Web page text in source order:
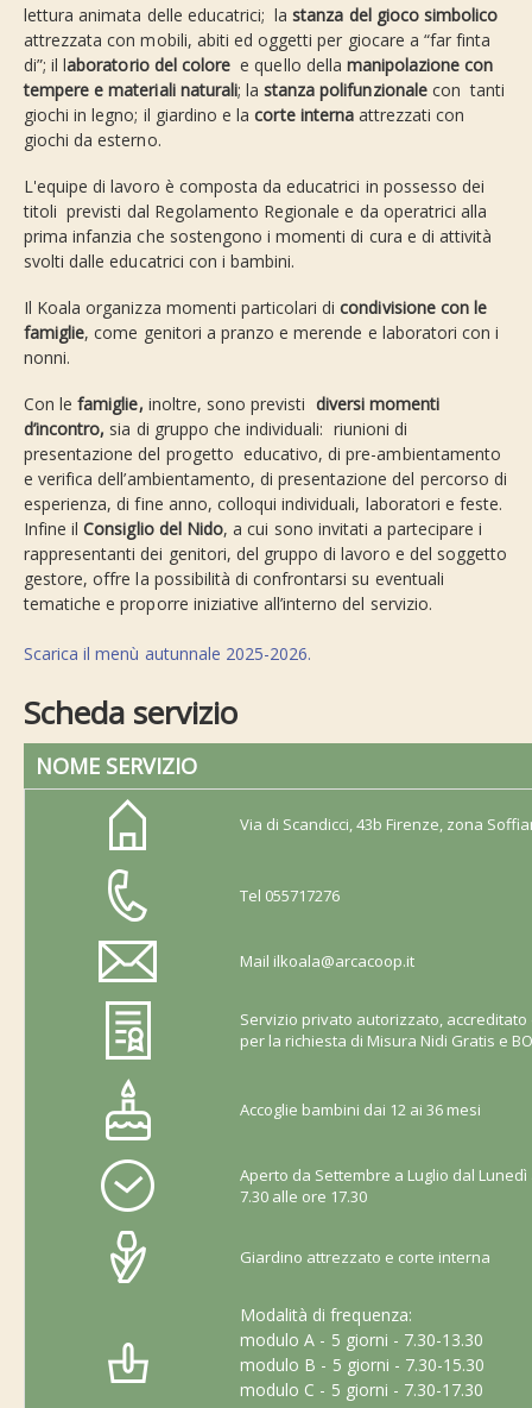
lettura animata delle educatrici; lastanza del gioco simbolico
attrezzata con mobili, abiti ed oggetti per giocare a “far finta
di”; il laboratorio del coloree quello della manipolazione con
tempere e materiali naturali; lastanza polifunzionalecon tanti
giochi in legno; il giardino e lacorte internaattrezzati con
giochi da esterno.
L'equipe di lavoro è composta da educatrici in possesso dei
titoli previsti dal Regolamento Regionale e da operatrici alla
prima infanzia che sostengono i momenti di cura e di attività
svolti dalle educatrici con i bambini.
Il Koala organizza momenti particolari dicondivisione con le
famiglie, come genitori a pranzo e merende e laboratori con i
nonni.
Con lefamiglie, inoltre, sono previsti diversi momenti
d’incontro, sia di gruppo che individuali: riunioni di
presentazione del progetto educativo, di pre-ambientamento
e verifica dell’ambientamento, di presentazione del percorso di
esperienza, di fine anno, colloqui individuali, laboratori e feste.
Infine ilConsiglio del Nido, a cui sono invitati a partecipare i
rappresentanti dei genitori, del gruppo di lavoro e del soggetto
gestore, offre la possibilità di confrontarsi su eventuali
tematiche e proporre iniziative all’interno del servizio.
Scarica il menù autunnale 2025-2026.
Scheda servizio
NOME SERVIZIO
Via di Scandicci, 43b Firenze, zona
Tel 055717276
Mail ilkoala@arcacoop.it
Servizio privato autorizzato, accreditato
per la richiesta di Misura Nidi Gratis e
Accoglie bambini dai 12 ai 36 mesi
Aperto da Settembre a Luglio dal
7.30 alle ore 17.30
Giardino attrezzato e corte interna
Modalità di frequenza:
modulo A - 5 giorni - 7.30-13.30
modulo B - 5 giorni - 7.30-15.30
modulo C - 5 giorni - 7.30-17.30